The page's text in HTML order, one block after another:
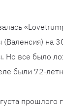
на
Но все было
были 72-
прошлого